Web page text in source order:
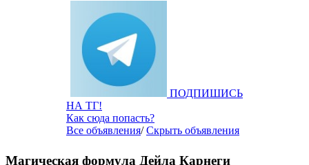
ПОДПИШИСЬ
НА ТГ!
Как сюда попасть?
Все объявления/Скрыть объявления
Магическая формула Дейла Карнеги